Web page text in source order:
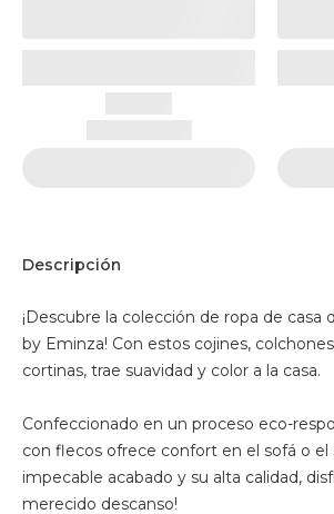
Descripción
¡Descubre la colección de ropa de casa
by Eminza! Con estos cojines,
cortinas, trae suavidad y color a la casa.
Confeccionado en un proceso eco-
con flecos ofrece confort en el sofá o el
impecable acabado y su alta calidad,
merecido descanso!